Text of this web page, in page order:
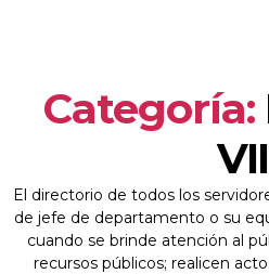
Categoría:
VII
El directorio de todos los
de jefe de departamento o su
cuando se brinde atención al
recursos públicos; realicen